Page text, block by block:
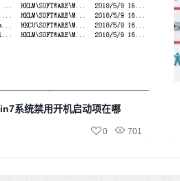
系统禁用开机启动项在哪
701
0